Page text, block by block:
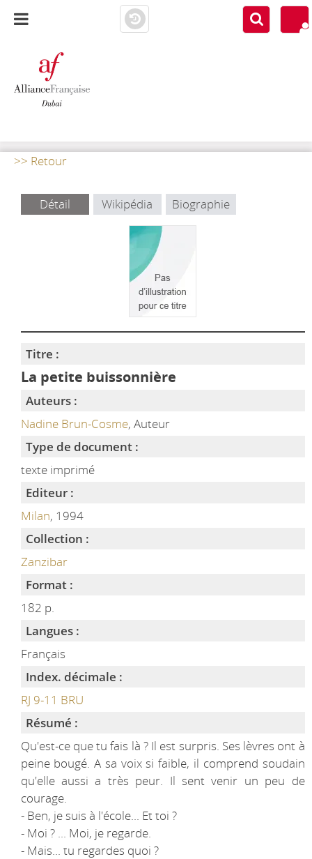
>> Retour
Détail Wikipédia Biographie
Titre :
La petite buissonnière
Auteurs :
Nadine Brun-Cosme, Auteur
Type de document :
texte imprimé
Editeur :
Milan, 1994
Collection :
Zanzibar
Format :
182 p.
Langues :
Français
Index. décimale :
RJ 9-11 BRU
Résumé :
Qu'est-ce que tu fais là ? Il est surpris. Ses lèvres ont à
peine bougé. A sa voix si faible, il comprend soudain
qu'elle aussi a très peur. Il sent venir un peu de
courage.
- Ben, je suis à l'école... Et toi ?
- Moi ? ... Moi, je regarde.
- Mais... tu regardes quoi ?